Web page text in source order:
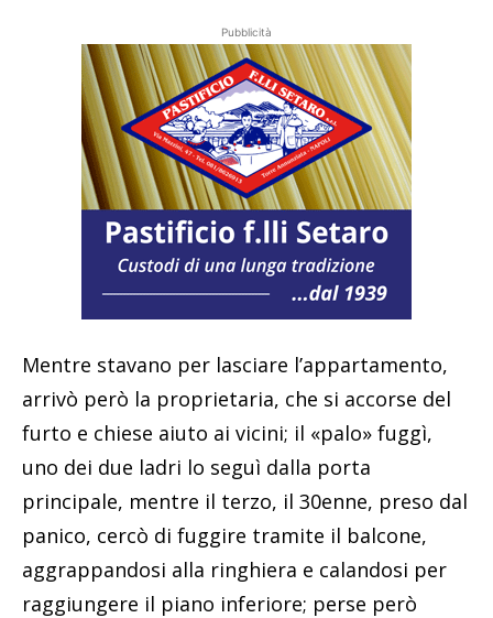
Pubblicità
Mentre stavano per lasciare l’appartamento,
arrivò però la proprietaria, che si accorse del
furto e chiese aiuto ai vicini; il «palo» fuggì,
uno dei due ladri lo seguì dalla porta
principale, mentre il terzo, il 30enne, preso dal
panico, cercò di fuggire tramite il balcone,
aggrappandosi alla ringhiera e calandosi per
raggiungere il piano inferiore; perse però